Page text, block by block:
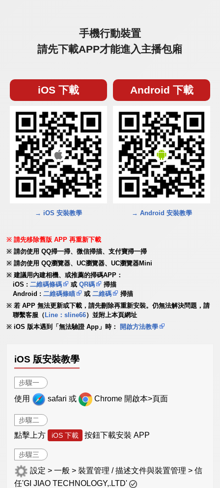
手機行動裝置
請先下載APP才能進入主播包廂
iOS 下載
→ iOS 安裝教學
Android 下載
→ Android 安裝教學
請先移除舊版 APP 再重新下載
請勿使用 QQ掃一掃、微信掃描、支付寶掃一掃
請勿使用 QQ瀏覽器、UC瀏覽器、UC瀏覽器Mini
建議用內建相機、或推薦的掃碼APP：
iOS :二維碼條碼 或QR碼
掃描
Android :二維碼條瞄 或二維碼
掃描
若 APP 無法更新或下載，請先刪除再重新安裝。仍無法解決問題，請
聯繫客服（ Line：sline66）並附上本頁網址
iOS 版本遇到「無法驗證 App」時：
開啟方法教學
iOS 版安裝教學
步驟一
使用 safari 或 Chrome 開啟本>頁面
步驟二
點擊上方 iOS 下載 按鈕下載安裝 APP
步驟三
設定 > 一般 > 裝置管理 / 描述文件與裝置管理 > 信
任'GI JIAO TECHNOLOGY,.LTD'